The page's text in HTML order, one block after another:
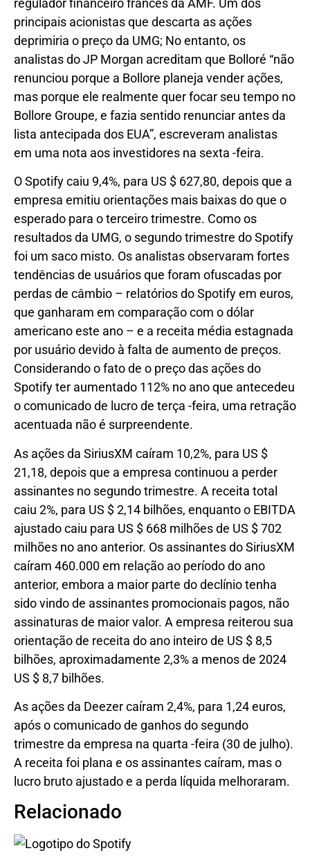
regulador financeiro francês da AMF. Um dos
principais acionistas que descarta as ações
deprimiria o preço da UMG; No entanto, os
analistas do JP Morgan acreditam que Bolloré “não
renunciou porque a Bollore planeja vender ações,
mas porque ele realmente quer focar seu tempo no
Bollore Groupe, e fazia sentido renunciar antes da
lista antecipada dos EUA”, escreveram analistas
em uma nota aos investidores na sexta -feira.
O Spotify caiu 9,4%, para US $ 627,80, depois que a
empresa emitiu orientações mais baixas do que o
esperado para o terceiro trimestre. Como os
resultados da UMG, o segundo trimestre do Spotify
foi um saco misto. Os analistas observaram fortes
tendências de usuários que foram ofuscadas por
perdas de câmbio – relatórios do Spotify em euros,
que ganharam em comparação com o dólar
americano este ano – e a receita média estagnada
por usuário devido à falta de aumento de preços.
Considerando o fato de o preço das ações do
Spotify ter aumentado 112% no ano que antecedeu
o comunicado de lucro de terça -feira, uma retração
acentuada não é surpreendente.
As ações da SiriusXM caíram 10,2%, para US $
21,18, depois que a empresa continuou a perder
assinantes no segundo trimestre. A receita total
caiu 2%, para US $ 2,14 bilhões, enquanto o EBITDA
ajustado caiu para US $ 668 milhões de US $ 702
milhões no ano anterior. Os assinantes do SiriusXM
caíram 460.000 em relação ao período do ano
anterior, embora a maior parte do declínio tenha
sido vindo de assinantes promocionais pagos, não
assinaturas de maior valor. A empresa reiterou sua
orientação de receita do ano inteiro de US $ 8,5
bilhões, aproximadamente 2,3% a menos de 2024
US $ 8,7 bilhões.
As ações da Deezer caíram 2,4%, para 1,24 euros,
após o comunicado de ganhos do segundo
trimestre da empresa na quarta -feira (30 de julho).
A receita foi plana e os assinantes caíram, mas o
lucro bruto ajustado e a perda líquida melhoraram.
Relacionado